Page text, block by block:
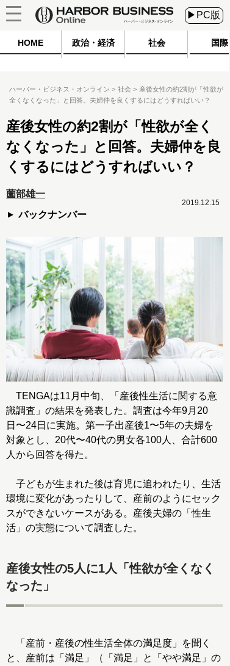
▶PC版
HOME 政治・経済 社会 国際
ハーバー・ビジネス・オンライン 社会
産後女性の約2割が「性欲が
全くなくなった」と回答。夫婦仲を良くするにはどうすればいい？
産後女性の約2割が「性欲が全く
なくなった」と回答。夫婦仲を良
くするにはどうすればいい？
薗部雄一
バックナンバー
2019.12.15
TENGAは11月中旬、「産後性生活に関する意
識調査」の結果を発表した。調査は今年9月20
日〜24日に実施。第一子出産後1〜5年の夫婦を
対象とし、20代〜40代の男女各100人、合計600
人から回答を得た。
子どもが生まれた後は育児に追われたり、生活
環境に変化があったりして、産前のようにセック
スができないケースがある。産後夫婦の「性生
活」の実態について調査した。
産後女性の5人に1人「性欲が全くなく
なった」
「産前・産後の性生活全体の満足度」を聞く
と、産前は「満足」（「満足」と「やや満足」の